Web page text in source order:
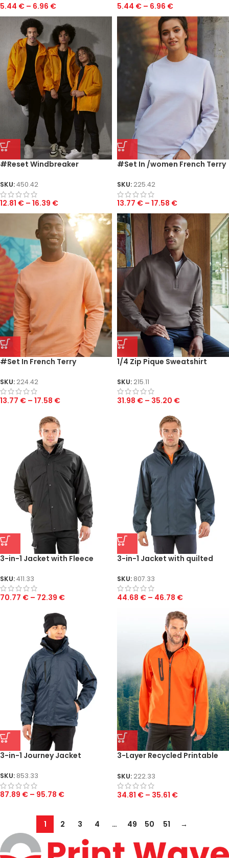
5.44 € – 6.96 € 5.44 € – 6.96 €
#Reset Windbreaker
SKU:450.42
12.81 € – 16.39 €
#Set In /women French Terry
SKU: 225.42
13.77 € – 17.58 €
#Set In French Terry
SKU: 224.42
13.77 € – 17.58 €
1/4 Zip Pique Sweatshirt
SKU: 215.11
31.98 € – 35.20 €
3-in-1 Jacket with Fleece
SKU:411.33
70.77 € – 72.39 €
3-in-1 Jacket with quilted
SKU: 807.33
44.68 € – 46.78 €
3-in-1 Journey Jacket
SKU: 853.33
87.89 € – 95.78 €
3-Layer Recycled Printable
SKU: 222.33
34.81 € – 35.61 €
1 2 3 4 … 49 50 51 →